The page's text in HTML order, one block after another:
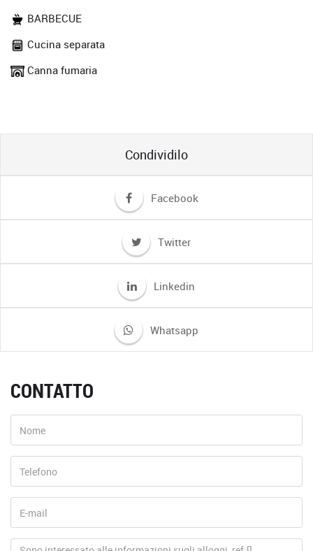
BARBECUE
Cucina separata
Canna fumaria
Condividilo
Facebook
Twitter
Linkedin
Whatsapp
CONTATTO